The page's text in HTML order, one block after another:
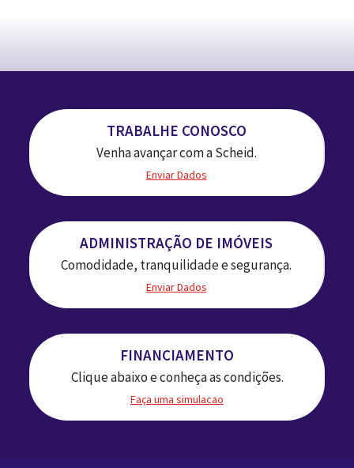
TRABALHE CONOSCO
Venha avançar com a Scheid.
Enviar Dados
ADMINISTRAÇÃO DE IMÓVEIS
Comodidade, tranquilidade e segurança.
Enviar Dados
FINANCIAMENTO
Clique abaixo e conheça as condições.
Faça uma simulacao